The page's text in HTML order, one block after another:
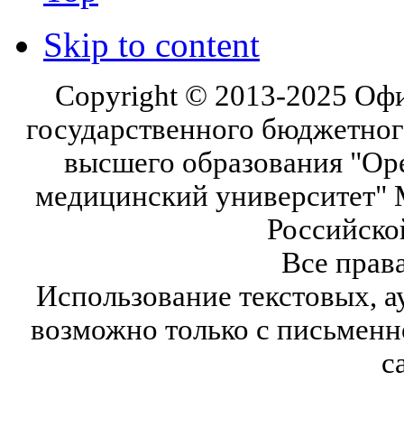
Skip to content
Copyright © 2013-2025
государственного
высшего образования
медицинский университет"
Все
Использование текстовых,
возможно только с